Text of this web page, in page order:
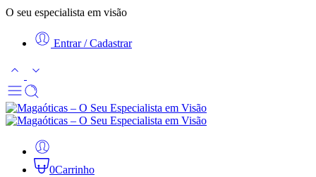
O seu especialista em visão
Entrar / Cadastrar
0Carrinho